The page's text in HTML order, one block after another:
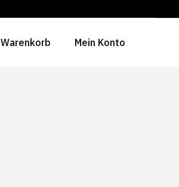
Warenkorb Mein Konto